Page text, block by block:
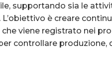
supportando sia le
è creare
viene registrato nei
controllare produzione,